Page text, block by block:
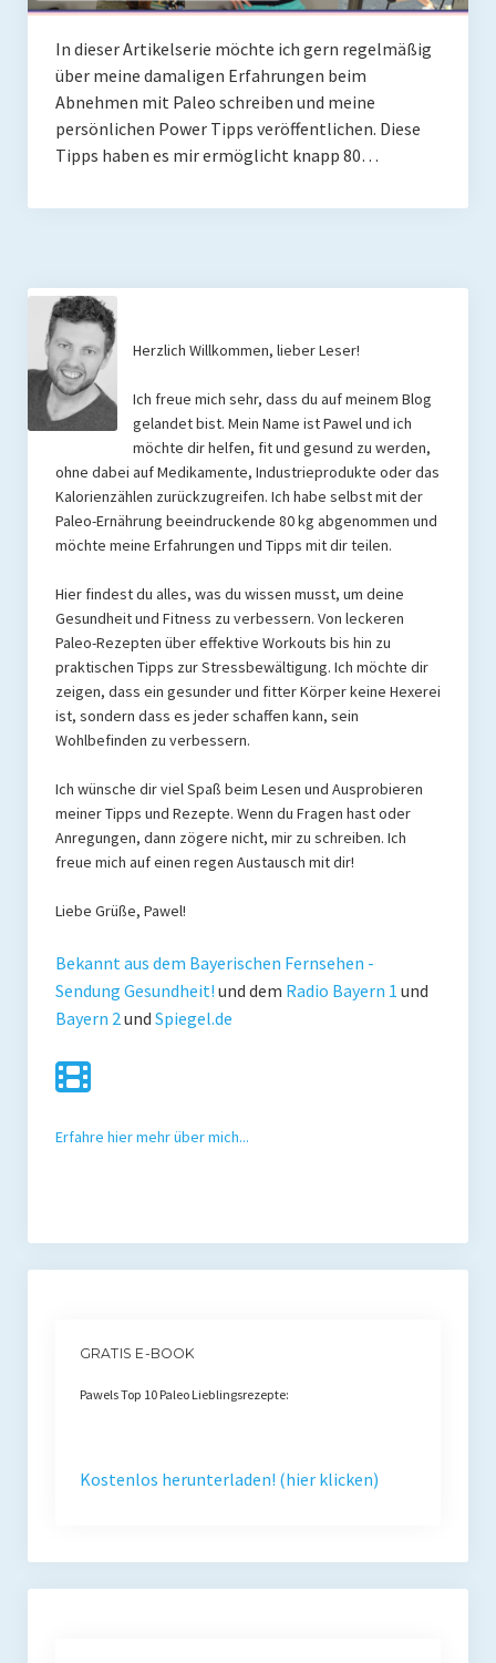
In dieser Artikelserie möchte ich gern regelmäßig
über meine damaligen Erfahrungen beim
Abnehmen mit Paleo schreiben und meine
persönlichen Power Tipps veröffentlichen. Diese
Tipps haben es mir ermöglicht knapp 80…
Herzlich Willkommen, lieber Leser!
Ich freue mich sehr, dass du auf meinem Blog
gelandet bist. Mein Name ist Pawel und ich
möchte dir helfen, fit und gesund zu werden,
ohne dabei auf Medikamente, Industrieprodukte oder das
Kalorienzählen zurückzugreifen. Ich habe selbst mit der
Paleo-Ernährung beeindruckende 80 kg abgenommen und
möchte meine Erfahrungen und Tipps mit dir teilen.
Hier findest du alles, was du wissen musst, um deine
Gesundheit und Fitness zu verbessern. Von leckeren
Paleo-Rezepten über effektive Workouts bis hin zu
praktischen Tipps zur Stressbewältigung. Ich möchte dir
zeigen, dass ein gesunder und fitter Körper keine Hexerei
ist, sondern dass es jeder schaffen kann, sein
Wohlbefinden zu verbessern.
Ich wünsche dir viel Spaß beim Lesen und Ausprobieren
meiner Tipps und Rezepte. Wenn du Fragen hast oder
Anregungen, dann zögere nicht, mir zu schreiben. Ich
freue mich auf einen regen Austausch mit dir!
Liebe Grüße, Pawel!
Bekannt aus dem Bayerischen Fernsehen -
Sendung Gesundheit! und dem Radio Bayern 1 und
Bayern 2 und Spiegel.de
Erfahre hier mehr über mich...
GRATIS E-BOOK
Pawels Top 10 Paleo Lieblingsrezepte:
Kostenlos herunterladen! (hier klicken)